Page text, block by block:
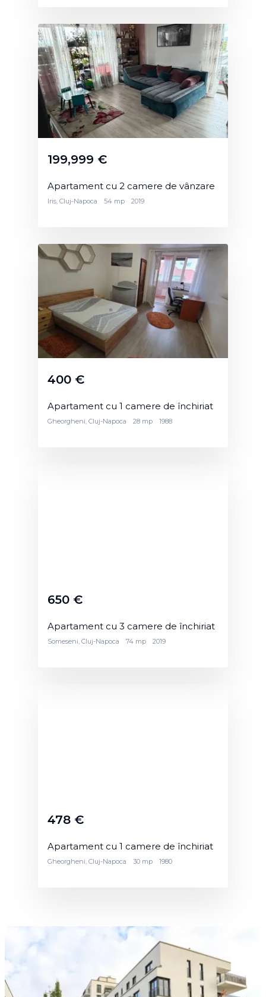
Apartament cu 2 camere de vânzare
199,999 €
Iris, Cluj-Napoca 54 mp 2019
Apartament cu 1 camere de închiriat
400 €
Gheorgheni, Cluj-Napoca 28 mp 1988
Apartament cu 3 camere de închiriat
650 €
Someseni, Cluj-Napoca 74 mp 2019
Apartament cu 1 camere de închiriat
478 €
Gheorgheni, Cluj-Napoca 30 mp 1980